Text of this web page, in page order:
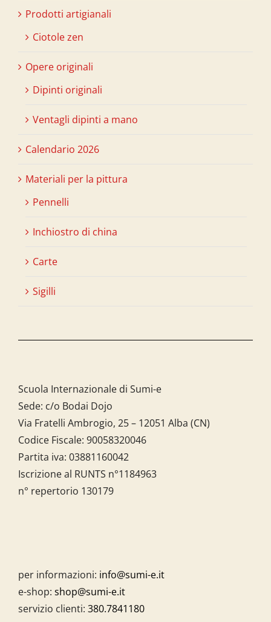
Prodotti artigianali
Ciotole zen
Opere originali
Dipinti originali
Ventagli dipinti a mano
Calendario 2026
Materiali per la pittura
Pennelli
Inchiostro di china
Carte
Sigilli
Scuola Internazionale di Sumi-e
Sede: c/o Bodai Dojo
Via Fratelli Ambrogio, 25 – 12051 Alba (CN)
Codice Fiscale: 90058320046
Partita iva: 03881160042
Iscrizione al RUNTS n°1184963
n° repertorio 130179
per informazioni: info@sumi-e.it
e-shop: shop@sumi-e.it
servizio clienti: 380.7841180